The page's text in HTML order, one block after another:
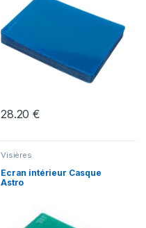
28.20€
Visières
Écran intérieur Casque
Astro